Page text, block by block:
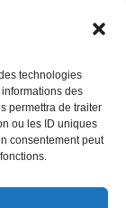
technologies
des
permettra de traiter
ou les ID uniques
consentement peut